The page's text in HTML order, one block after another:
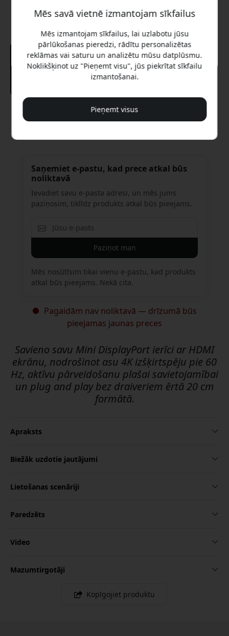
Ieteicamā cena
42.99 EUR
Saņemiet e-pastu, kad prece atkal būs
noliktavā
Ievadiet savu e-pasta adresi, un mēs jums
paziņosim, tiklīdz produkts atkal būs pieejams.
Paziņot man
Mēs nosūtīsim tikai vienu e-pastu, kad produkts
atkal būs pieejams. Nekā cita.
Pagaidām nav noliktavā — drīzumā būs
pieejamas jaunas preces
Savieno savu Mini DisplayPort ierīci ar HDMI
ekrānu, nodrošinot asu 4K izšķirtspēju pie 60
Hz, aktīvu pārveidošanu plašai savietojamībai
un plug and play bez draiveriem ērtā 20 cm
formātā.
Apraksts
Biežāk uzdotie jautājumi
Lietošanas scenāriji
Paredzēts
Video
Mazumtirgotāji
Kopīgojiet produktu
Mēs savā vietnē izmantojam sīkfailus
Mēs izmantojam sīkfailus, lai uzlabotu jūsu
pārlūkošanas pieredzi, rādītu personalizētas
reklāmas vai saturu un analizētu mūsu datplūsmu.
Noklikšķinot uz "Pieņemt visu", jūs piekrītat sīkfailu
izmantošanai.
Pieņemt visus
izglītojošām sērijām un īpašiem piedāvājumiem.
Nē, es labāk maksātu pilnu cenu.